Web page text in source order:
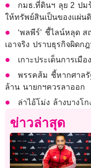
กมธ.ที่ดินฯ ลุย 2 ปม
ให้ทรัพย์สินเป็นของแผ่น
‘พลพีร์’ ชี้ไลน์หลุด
เอาจริง ปราบธุรกิจผิดก
เกาะประเด็นการเมือ
พรรคส้ม ชี้หากศาล
ล้าน นายกฯควรลาออก
ล่าไอ้โม่ง ล้างบางโ
ข่าวล่าสุด